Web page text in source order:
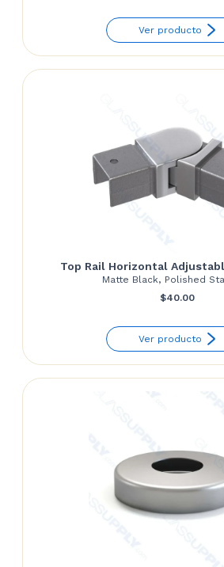
Ver producto
Top Rail Horizontal
Matte Black, Polished
$40.00
Ver producto